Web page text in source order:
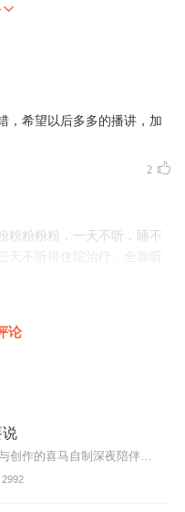
，希望以后多多的播讲，加
2
粉粉粉粉，一天不听，睡不
天不听得住院治疗，全靠听
带来的这么好听的节目。
好提供了社交谈资。主播
论
说
欢迎各位关注和订阅我参与创作的喜马自制深夜陪伴谈话栏目《听你说·百态人声》【听你说·百态人声】每晚直播连线真实人间故事|叶文现场互动中|人间冷暖，抱团取暖每周...
2992